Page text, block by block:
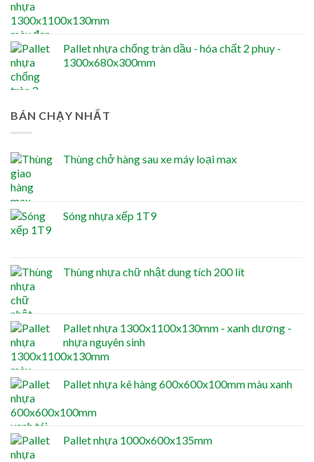
Pallet nhựa chống tràn dầu - hóa chất 2 phuy -
1300x680x300mm
BÁN CHẠY NHẤT
Thùng chở hàng sau xe máy loại max
Sóng nhựa xếp 1T9
Thùng nhựa chữ nhật dung tích 200 lít
Pallet nhựa 1300x1100x130mm - xanh dương -
nhựa nguyên sinh
Pallet nhựa kê hàng 600x600x100mm màu xanh
Pallet nhựa 1000x600x135mm